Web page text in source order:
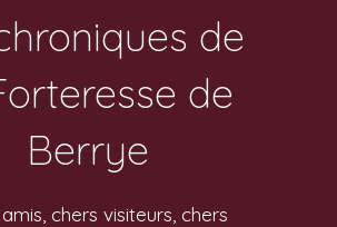
de
de
Berrye
chers visiteurs, chers